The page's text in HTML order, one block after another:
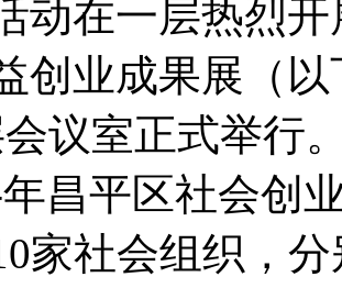
动在一层热烈
创业成果展（
议室正式举行
昌平区社会创
家社会组织，